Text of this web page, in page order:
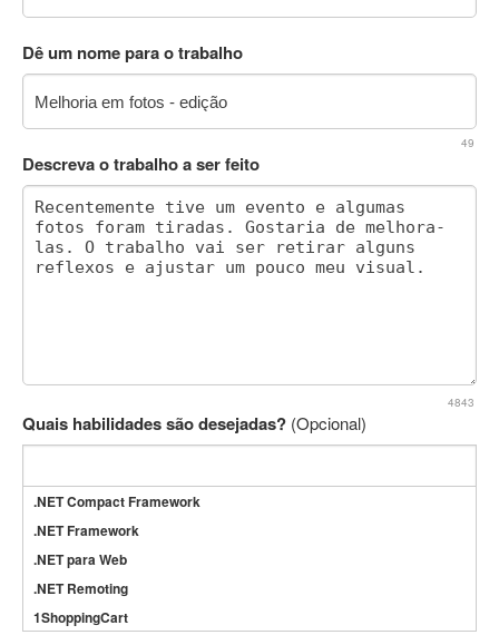
Dê um nome para o trabalho
49
Descreva o trabalho a ser feito
4843
Quais habilidades são desejadas? (Opcional)
.NET Compact Framework
.NET Framework
.NET para Web
.NET Remoting
1ShoppingCart